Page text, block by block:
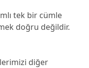
tek bir cümle
doğru değildir.
diğer